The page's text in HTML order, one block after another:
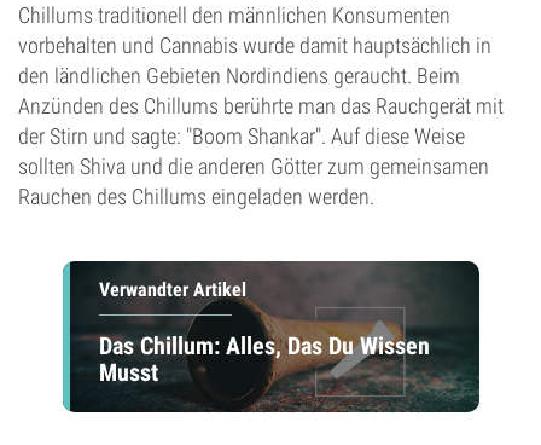
Chillums traditionell den männlichen Konsumenten
vorbehalten und Cannabis wurde damit hauptsächlich in
den ländlichen Gebieten Nordindiens geraucht. Beim
Anzünden des Chillums berührte man das Rauchgerät mit
der Stirn und sagte: "Boom Shankar". Auf diese Weise
sollten Shiva und die anderen Götter zum gemeinsamen
Rauchen des Chillums eingeladen werden.
Verwandter Artikel
Das Chillum: Alles, Das Du Wissen
Musst